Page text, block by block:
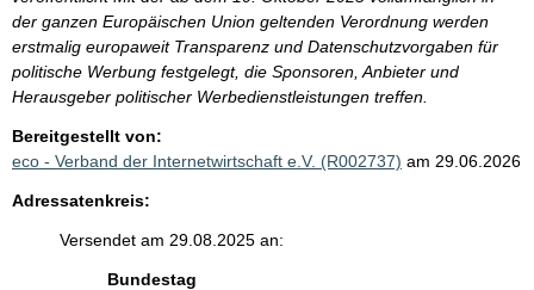
der ganzen Europäischen Union geltenden Verordnung werden
erstmalig europaweit Transparenz und Datenschutzvorgaben für
politische Werbung festgelegt, die Sponsoren, Anbieter und
Herausgeber politischer Werbedienstleistungen treffen.
Bereitgestellt von:
eco - Verband der Internetwirtschaft e.V. (R002737) am 29.06.2026
Adressatenkreis:
Versendet am 29.08.2025 an:
Bundestag